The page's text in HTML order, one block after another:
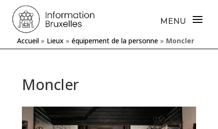
Accueil » Lieux » équipement de la personne » Moncler
Moncler